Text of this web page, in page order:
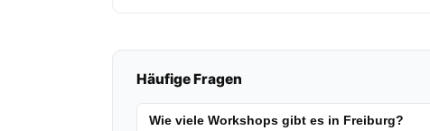
Häufige Fragen
Wie viele Workshops gibt es in Freiburg?